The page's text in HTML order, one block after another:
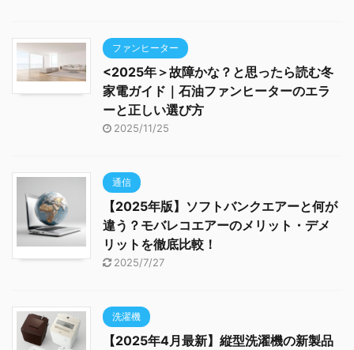
ファンヒーター
<2025年＞故障かな？と思ったら読む冬
家電ガイド｜石油ファンヒーターのエラ
ーと正しい選び方
2025/11/25
通信
【2025年版】ソフトバンクエアーと何が
違う？モバレコエアーのメリット・デメ
リットを徹底比較！
2025/7/27
洗濯機
【2025年4月最新】縦型洗濯機の新製品